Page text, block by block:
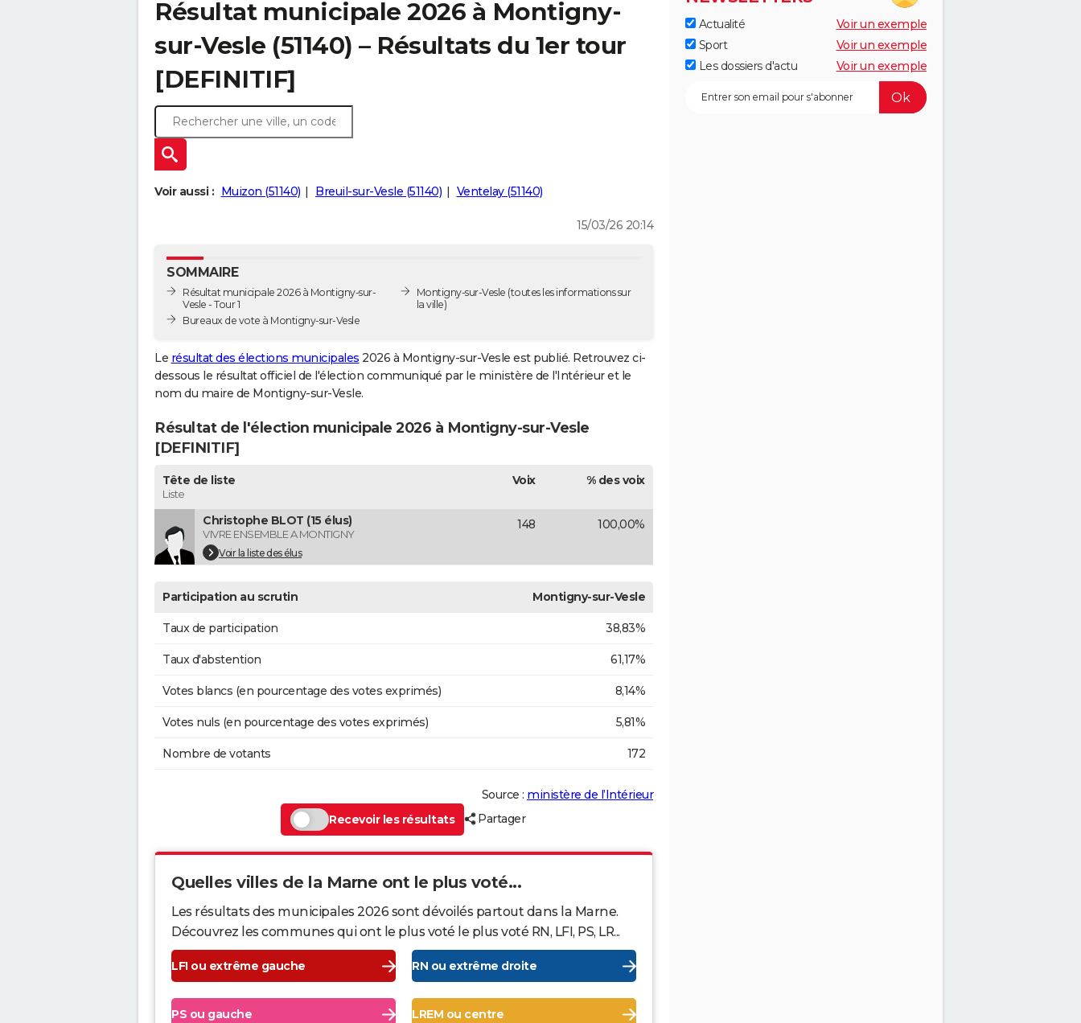
Résultat municipale 2026 à Montigny-
sur-Vesle (51140) – Résultats du 1er tour
[DEFINITIF]
Voir aussi : Muizon (51140) Breuil-sur-Vesle (51140) Ventelay (51140)
15/03/26 20:14
SOMMAIRE
Résultat municipale 2026 à Montigny-sur-
Vesle - Tour 1
Bureaux de vote à Montigny-sur-Vesle
Montigny-sur-Vesle (toutes les informations sur
la ville)
Le résultat des élections municipales 2026 à Montigny-sur-Vesle est publié. Retrouvez ci-
dessous le résultat officiel de l'élection communiqué par le ministère de l'Intérieur et le
nom du maire de Montigny-sur-Vesle.
Résultat de l'élection municipale 2026 à Montigny-sur-Vesle
[DEFINITIF]
Tête de liste
Liste
Voix % des voix
Christophe BLOT (15 élus)
VIVRE ENSEMBLE A MONTIGNY
Voir la liste des élus
148 100,00%
Participation au scrutin Montigny-sur-Vesle
Taux de participation 38,83%
Taux d'abstention 61,17%
Votes blancs (en pourcentage des votes exprimés) 8,14%
Votes nuls (en pourcentage des votes exprimés) 5,81%
Nombre de votants 172
Source : ministère de l’Intérieur
Recevoir les résultats
Partager
Quelles villes de la Marne ont le plus voté...
Les résultats des municipales 2026 sont dévoilés partout dans la Marne.
Découvrez les communes qui ont le plus voté le plus voté RN, LFI, PS, LR...
LFI ou extrême gauche RN ou extrême droite
PS ou gauche LREM ou centre
Actualité
Voir un exemple
Sport
Voir un exemple
Les dossiers d'actu
Voir un exemple